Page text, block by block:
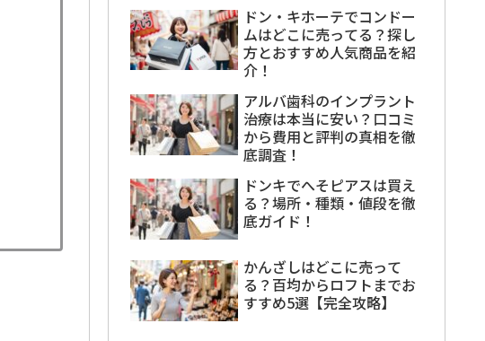
ドン・キホーテでコンドー
ムはどこに売ってる？探し
方とおすすめ人気商品を紹
介！
アルバ歯科のインプラント
治療は本当に安い？口コミ
から費用と評判の真相を徹
底調査！
ドンキでへそピアスは買え
る？場所・種類・値段を徹
底ガイド！
かんざしはどこに売って
る？百均からロフトまでお
すすめ5選【完全攻略】